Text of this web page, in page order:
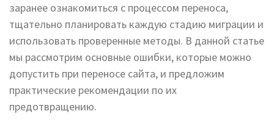
заранее ознакомиться с процессом переноса,
тщательно планировать каждую стадию миграции и
использовать проверенные методы. В данной статье
мы рассмотрим основные ошибки, которые можно
допустить при переносе сайта, и предложим
практические рекомендации по их
предотвращению.